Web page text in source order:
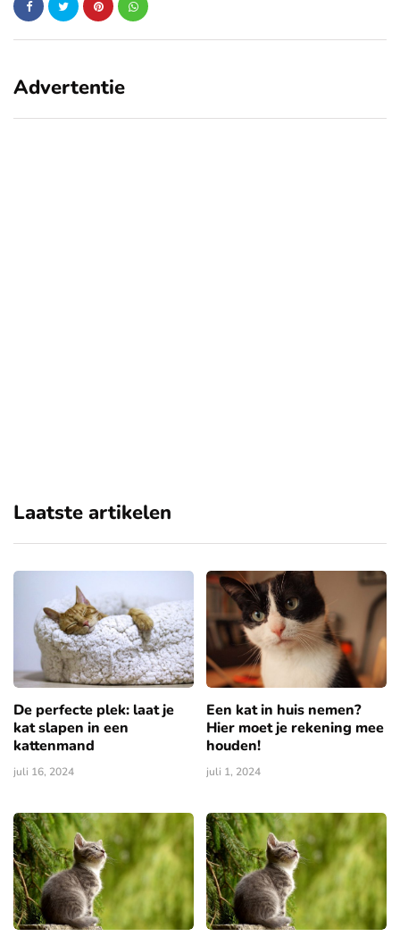
Advertentie
Laatste artikelen
De perfecte plek: laat je
kat slapen in een
kattenmand
juli 16, 2024
Een kat in huis nemen?
Hier moet je rekening mee
houden!
juli 1, 2024